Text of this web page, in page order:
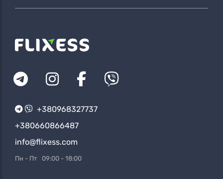
+380968327737
+380660866487
info@flixess.com
Пн - Пт 09:00 - 18:00